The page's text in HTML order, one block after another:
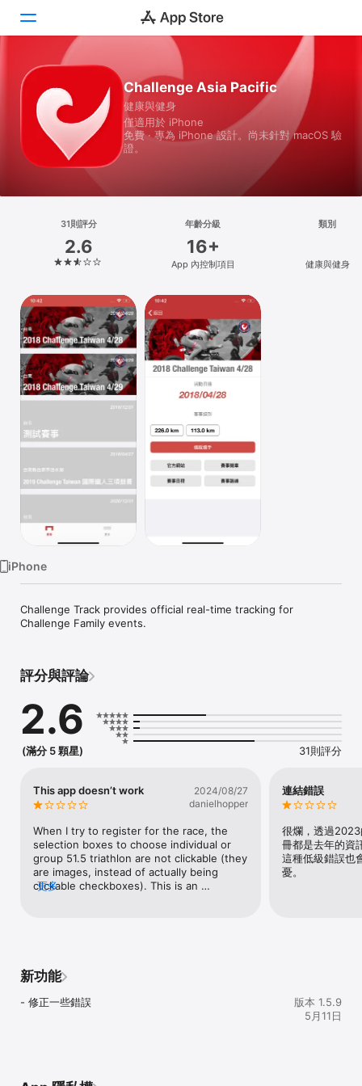
遊戲
App
Arcade
搜尋
iPhone
iPad
Mac
Vision
Watch
TV
Challenge Asia Pacific
健康與健身
僅適用於 iPhone
免費 · 專為 iPhone 設計。尚未針對 macOS 驗
證。
31則評分
2.6
年齡分級
16+
App 內控制項目
類別
健康與健身
iPhone
Challenge Track provides official real-time tracking for
Challenge Family events.
評分與評論
2.6
(滿分 5 顆星) 31則評分
This app doesn’t work
2024/08/27
danielhopper
When I try to register for the race, the
selection boxes to choose individual or
group 51.5 triathlon are not clickable (they
are images, instead of actually being
clickable checkboxes). This is an
更多
連結錯誤
很爛，透過
冊都是去年的
這種低級錯誤也
憂。
新功能
- 修正一些錯誤
版本 1.5.9
5月11日